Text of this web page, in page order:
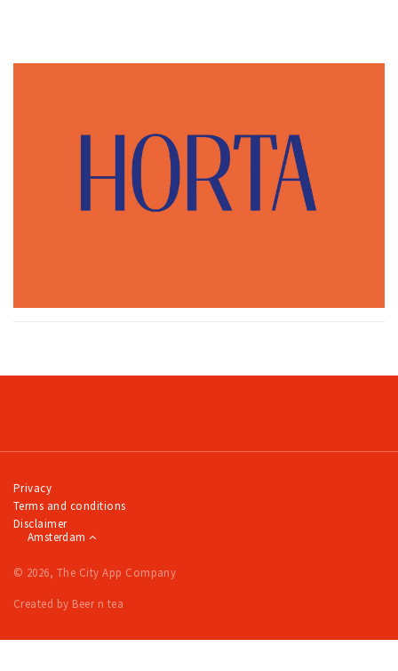
Privacy
Terms and conditions
Disclaimer
Amsterdam
© 2026, The City App Company
Created by Beer n tea